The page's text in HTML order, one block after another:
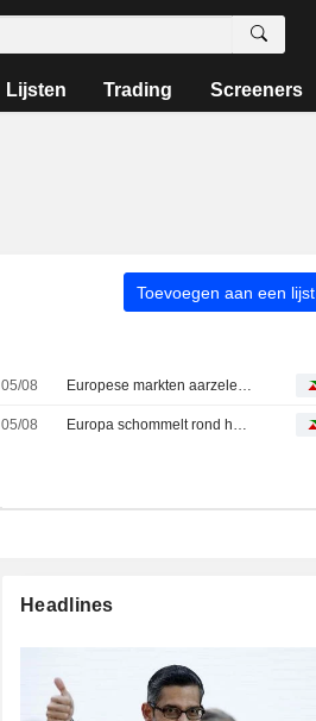
Lijsten Trading Screeners
Toevoegen aan een lijst
05/08 Europese markten aarzelen, CAC 40 blijft records breken
05/08 Europa schommelt rond het evenwicht
Headlines